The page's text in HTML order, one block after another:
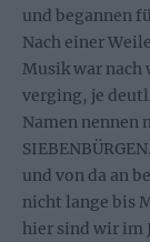
und begannen
Nach einer
Musik war nach
verging, je
Namen nennen
und von da an
nicht lange bis
hier sind wir im